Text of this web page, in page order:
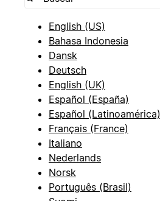
English (US)
Bahasa Indonesia
Dansk
Deutsch
English (UK)
Español (España)
Español (Latinoamérica)
Français (France)
Italiano
Nederlands
Norsk
Português (Brasil)